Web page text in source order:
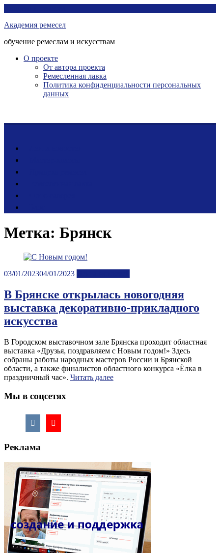
контенту
Академия ремесел
обучение ремеслам и искусствам
О проекте
От автора проекта
Ремесленная лавка
Политика конфиденциальности персональных
данных
Метка: Брянск
Posted
03/01/202304/01/2023
В Брянске открылась новогодняя
выставка декоративно-прикладного
искусства
В Городском выставочном зале Брянска проходит областная
выставка «Друзья, поздравляем с Новым годом!» Здесь
собраны работы народных мастеров России и Брянской
области, а также финалистов областного конкурса «Ёлка в
праздничный час». Читать далее
Мы в соцсетях
Реклама